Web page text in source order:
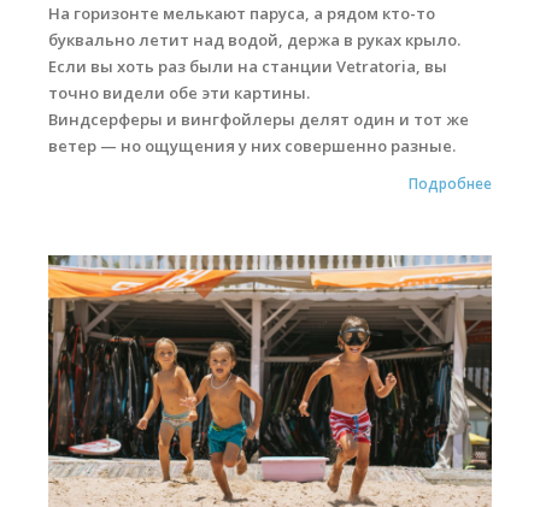
На горизонте мелькают паруса, а рядом кто-то
буквально летит над водой, держа в руках крыло.
Если вы хоть раз были на станции Vetratoria, вы
точно видели обе эти картины.
Виндсерферы и вингфойлеры делят один и тот же
ветер — но ощущения у них совершенно разные.
Подробнее